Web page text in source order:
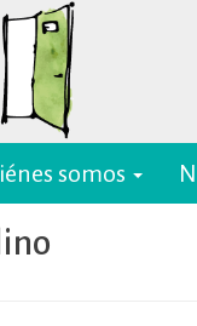
y los
(EPM
para
de la
somos